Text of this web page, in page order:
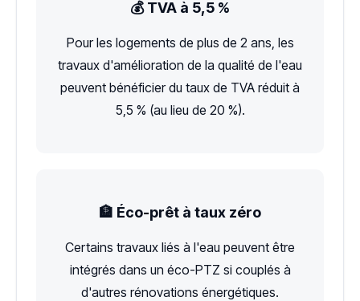
💰 TVA à 5,5 %
Pour les logements de plus de 2 ans, les
travaux d'amélioration de la qualité de l'eau
peuvent bénéficier du taux de TVA réduit à
5,5 % (au lieu de 20 %).
🏦 Éco-prêt à taux zéro
Certains travaux liés à l'eau peuvent être
intégrés dans un éco-PTZ si couplés à
d'autres rénovations énergétiques.